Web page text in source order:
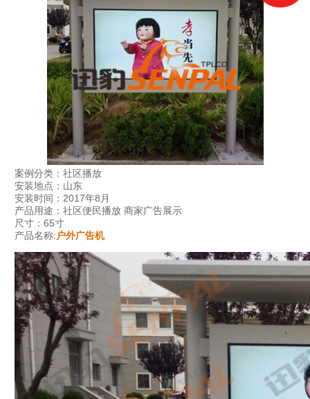
案例分类：社区播放
安装地点：山东
安装时间：2017年8月
产品用途：社区便民播放 商家广告展示
尺寸：65寸
产品名称: 户外广告机